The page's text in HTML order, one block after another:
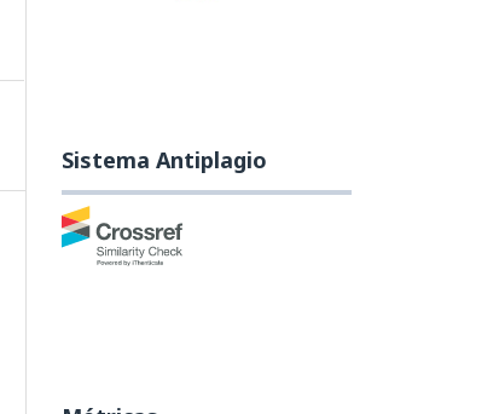
Sistema Antiplagio